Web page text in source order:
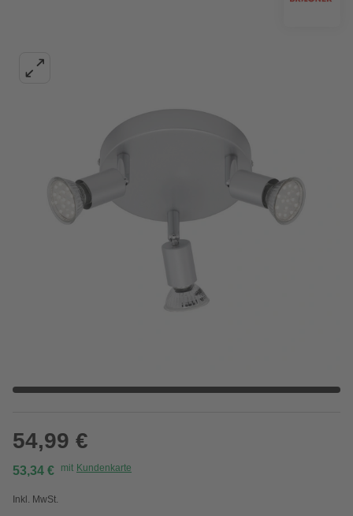
54,99 €
53,34 € mit Kundenkarte
Inkl. MwSt.